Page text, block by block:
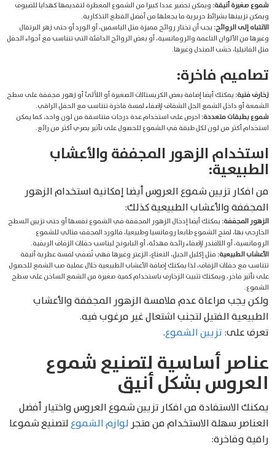
شموع صغيرة أنيقة: ويمكن تحضير عددا كبيرا من الشموع المعطرة لتقديمها كهدايا للضيوف
ويمكن تزيينها بشرائط حريرية ما يجعلها من أفضل القطع التذكارية.
الانتباه إلى الروائح: يجب أن تختار روائح مميزة مثل الياسمين، أو الورد أو حتى زهر البرتقال
وغيرها من الألوان الناعمة والرومانسية، أو بعض الروائح الدافئة التي تتناسب مع أجواء الحفل
مثل الفانيليا، خشب الصندل وغيرها.
تصاميم فاخرة:
زخارف فنية: يمكنك أيضا إضافة بعض الكريستالات الصغيرة أو اللآلئ أو زهور مجففة على سطح
الشمعة أو داخل الشمع الجل الشفاف لإضفاء لمسة فاخرة تتناسب مع الحفل الراقي.
شموع بطبقات متعددة: احرص على استخدام عدة درجات متناسقة من لون واحد، كما يمكن
استخدام أكثر من لون لكل طبقة في الشموع للحصول على تأثير بصري أكثر من رائع.
استخدام الزهور المجففة والأعشاب
الطبيعية:
من افكار تزيين شموع العروس أيضا إمكانية استخدام الزهور
المجففة والأعشاب الطبيعية كذلك:
الزهور المجففة: يمكنك أيضا إدخال الزهور المجففة في الشموع نفسها أو حتى تزيين السطح
الخارجي بها، لمنح الشموع طابعا رومانسيا وطبيعيا، فالورد المجفف مثالي للشموع
الرومانسية، أو اللافندر لإضفاء رائحة مهدئة، أو البابونج ليناسب حفلات الزفاف الريفية.
الأعشاب الطبيعية: مثل إكليل الجبل، النعناع، الزعتر وغيرها فهي تُضفي لمسة عطرية أنيقة
تتناسب مع حفلات الزفاف، لذا يمكنك إضافة الأعشاب الطبيعية خلال عملية صب الشمع للحصول
على تأثير فاخر، ويمكنك تثبيت الزخارف باستخدام كمية صغيرة من الشمع الساخن على سطح
الشموع.
ولكن يجب مراعاة عدم ملامسة الزهور المجففة والأعشاب
الطبيعية الفتيل لتجنب اشتعال غير مرغوب فيه.
تعرف على: تزيين الشموع.
عناصر أساسية لتصنيع شموع
العروس بشكل أنيق
يمكنك الاستفادة من افكار تزيين شموع العروس واختيار أفضل
العناصر سهلة الاستخدام من متجر لوازم الشموعلتصنيع شموعا
راقية وفاخرة: